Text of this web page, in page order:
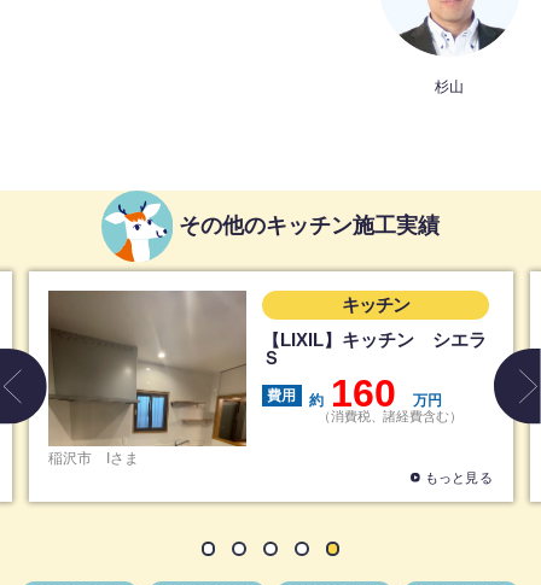
杉山
その他のキッチン施工実績
LIXIL】キッチン シエラ
用 約 160 万円
（消費税、諸経費含む）
費用